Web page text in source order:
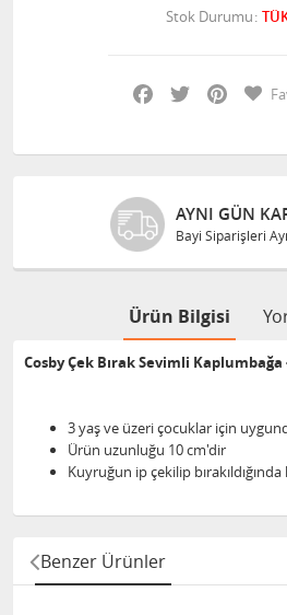
Stok Durumu
Facebook
Twitter Pinterest
AYNI GÜN
Bayi Siparişleri
Ürün Bilgisi
Cosby Çek Bırak Sevimli
3 yaş ve üzeri çocuklar için
Ürün uzunluğu 10 cm'dir
Kuyruğun ip çekilip
Benzer Ürünler